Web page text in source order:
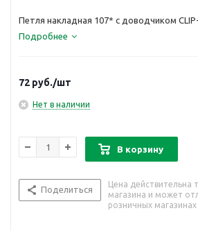
Петля накладная 107* с доводчиком
Подробнее
72 руб./шт
Нет в наличии
В корзину
Поделиться
Цена действительна
магазина и может
розничных магазинах